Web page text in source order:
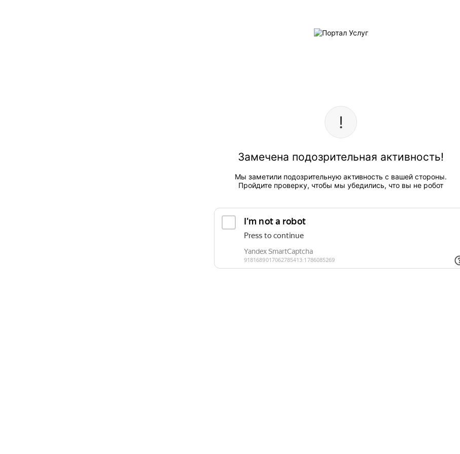
Замечена подозрительная активность!
Мы заметили подозрительную активность с вашей стороны.
Пройдите проверку, чтобы мы убедились, что вы не робот